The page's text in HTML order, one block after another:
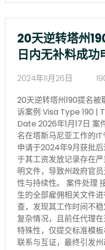
20天逆转塔州
日内无补料成功
2024年11月26日
20天逆转塔州190提名
诉案例 Visa Type 190 |
Date 2026年1月17日 案
名在塔斯马尼亚工作的
申请于2024年9月获批
于其工资发放记录存在
明文件，导致州政府官
性与持续性。 案件处理
生的全部雇佣相关文件
查，发现其工作时间不
复杂情况，且前任代理
特殊性，仅提交标准模
联系与互证，最终引发